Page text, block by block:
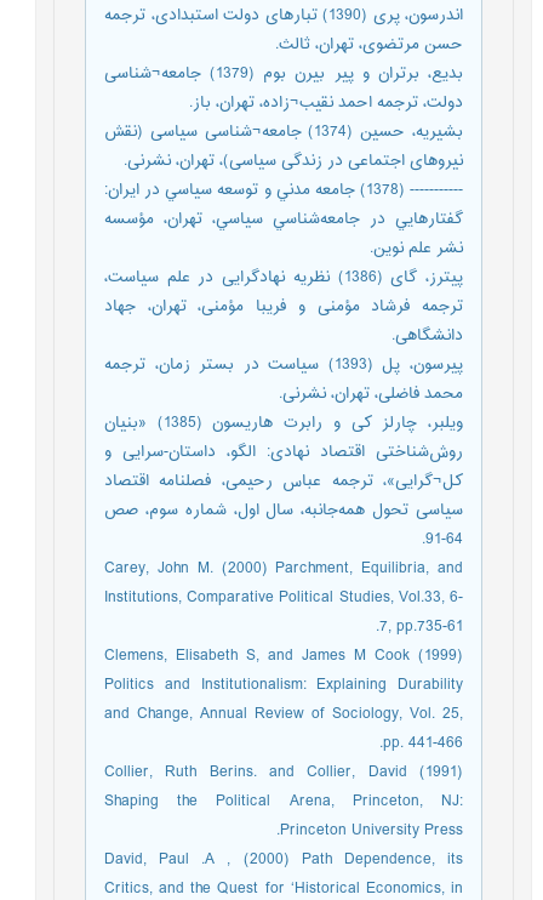
اندرسون، پری (1390) تبارهای دولت استبدادی، ترجمه
حسن مرتضوی، تهران، ثالث.
بدیع، برتران و پیر بیرن بوم (1379) جامعه¬شناسی
دولت، ترجمه احمد نقیب¬زاده، تهران، باز.
بشیریه، حسین (1374) جامعه¬شناسی سیاسی (نقش
نیروهای اجتماعی در زندگی سیاسی)، تهران، نشرنی.
----------- (1378) جامعه مدني و توسعه سياسي در ايران:
گفتارهايي در جامعه‌شناسي سياسي، تهران، مؤسسه
نشر علم نوین.
پیترز، گای (1386) نظریه نهادگرایی در علم سیاست،
ترجمه فرشاد مؤمنی و فریبا مؤمنی، تهران، جهاد
دانشگاهی.
پیرسون، پل (1393) سیاست در بستر زمان، ترجمه
محمد فاضلی، تهران، نشرنی.
ویلبر، چارلز کی و رابرت هاریسون (1385) «بنیان
روش‌شناختی اقتصاد نهادی: الگو، داستان-سرایی و
کل¬گرایی»، ترجمه عباس رحیمی، فصلنامه اقتصاد
سیاسی تحول همه‌جانبه، سال اول، شماره سوم، صص
64-91.
Carey, John M. (2000) Parchment, Equilibria, and
Institutions, Comparative Political Studies, Vol.33, 6-
7, pp.735-61.
Clemens, Elisabeth S, and James M Cook (1999)
Politics and Institutionalism: Explaining Durability
and Change, Annual Review of Sociology, Vol. 25,
pp. 441-466.
Collier, Ruth Berins. and Collier, David (1991)
Shaping the Political Arena, Princeton, NJ:
Princeton University Press.
David, Paul .A , (2000) Path Dependence, its
Critics, and the Quest for ‘Historical Economics, in